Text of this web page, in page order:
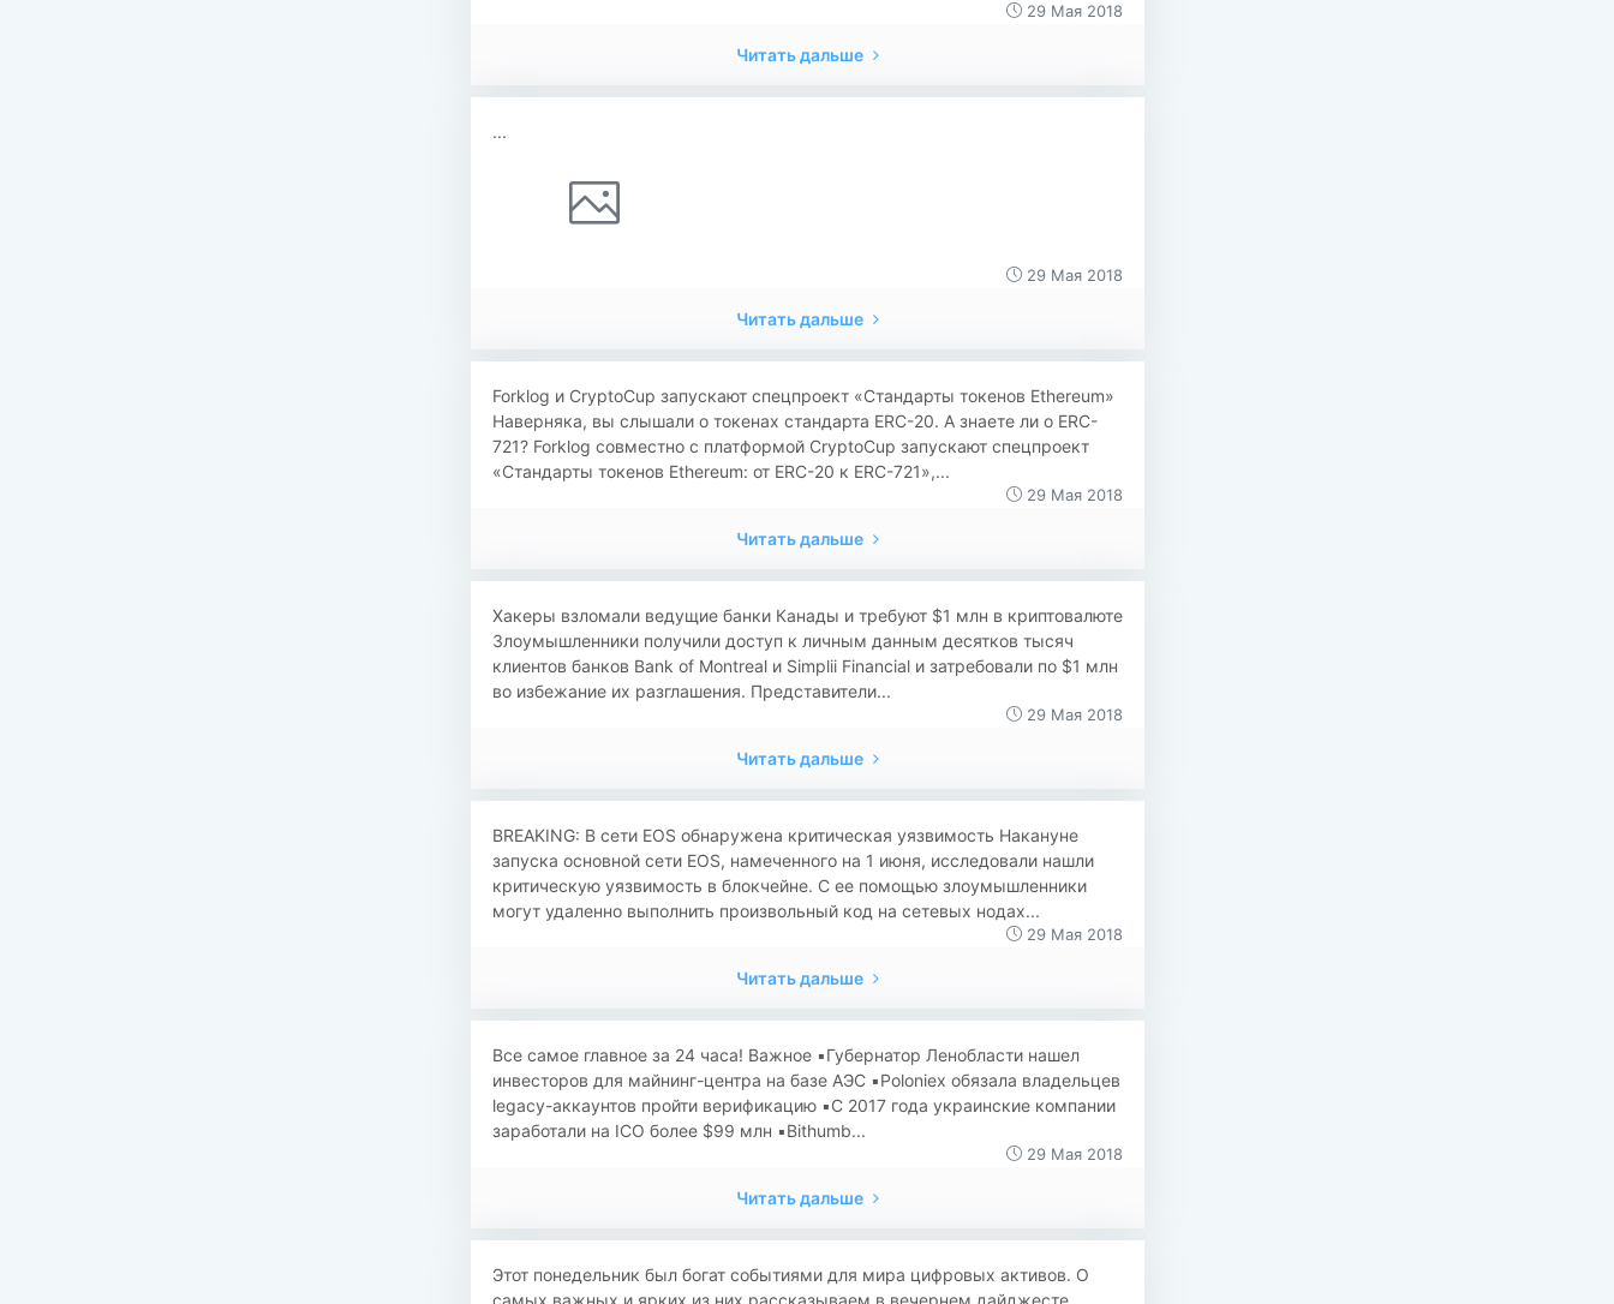
29 Мая 2018
Читать дальше
...
29 Мая 2018
Читать дальше
Forklog и CryptoCup запускают спецпроект «Стандарты токенов Ethereum»
Наверняка, вы слышали о токенах стандарта ERC-20. А знаете ли о ERC-
721? Forklog совместно с платформой CryptoCup запускают спецпроект
«Стандарты токенов Ethereum: от ERC-20 к ERC-721»,...
29 Мая 2018
Читать дальше
Хакеры взломали ведущие банки Канады и требуют $1 млн в криптовалюте
Злоумышленники получили доступ к личным данным десятков тысяч
клиентов банков Bank of Montreal и Simplii Financial и затребовали по $1 млн
во избежание их разглашения. Представители...
29 Мая 2018
Читать дальше
BREAKING: В сети EOS обнаружена критическая уязвимость Накануне
запуска основной сети EOS, намеченного на 1 июня, исследовали нашли
критическую уязвимость в блокчейне. С ее помощью злоумышленники
могут удаленно выполнить произвольный код на сетевых нодах...
29 Мая 2018
Читать дальше
Все самое главное за 24 часа! Важное ▪️Губернатор Ленобласти нашел
инвесторов для майнинг-центра на базе АЭС ▪️Poloniex обязала владельцев
legacy-аккаунтов пройти верификацию ▪️С 2017 года украинские компании
заработали на ICO более $99 млн ▪️Bithumb...
29 Мая 2018
Читать дальше
Этот понедельник был богат событиями для мира цифровых активов. О
самых важных и ярких из них рассказываем в вечернем дайджесте.